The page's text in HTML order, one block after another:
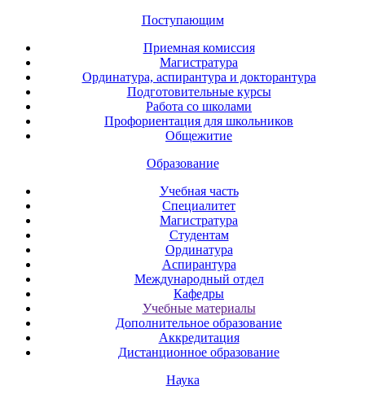
Поступающим
Приемная комиссия
Магистратура
Ординатура, аспирантура и докторантура
Подготовительные курсы
Работа со школами
Профориентация для школьников
Общежитие
Образование
Учебная часть
Специалитет
Магистратура
Студентам
Ординатура
Аспирантура
Международный отдел
Кафедры
Учебные материалы
Дополнительное образование
Аккредитация
Дистанционное образование
Наука